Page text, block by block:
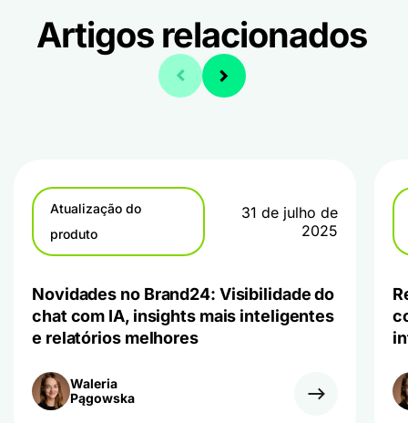
Artigos relacionados
Atualização do
produto
31 de julho de
2025
Novidades no Brand24: Visibilidade do
chat com IA, insights mais inteligentes
e relatórios melhores
Waleria
Pągowska